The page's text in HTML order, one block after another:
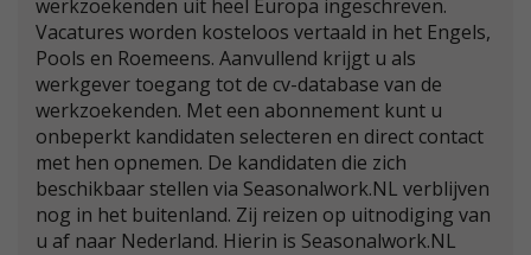
werkzoekenden uit heel Europa ingeschreven.
Vacatures worden kosteloos vertaald in het Engels,
Pools en Roemeens. Aanvullend krijgt u als
werkgever toegang tot de cv-database van de
werkzoekenden. Met een abonnement kunt u
onbeperkt kandidaten selecteren en direct contact
met hen opnemen. De kandidaten die zich
beschikbaar stellen via Seasonalwork.NL verblijven
nog in het buitenland. Zij reizen op uitnodiging van
u af naar Nederland. Hierin is Seasonalwork.NL